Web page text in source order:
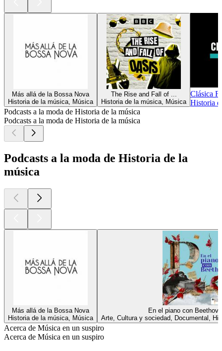
Más allá de la Bossa Nova
Historia de la música, Música
The Rise and Fall of ...
Historia de la música, Música
Clásica
Historia
Podcasts a la moda de Historia de la música
Podcasts a la moda de Historia de la música
Podcasts a la moda de Historia de la
música
Más allá de la Bossa Nova
Historia de la música, Música
En el piano con
Arte, Cultura y sociedad, Documental,
Acerca de Música en un suspiro
Acerca de Música en un suspiro